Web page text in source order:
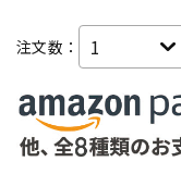
注文数：